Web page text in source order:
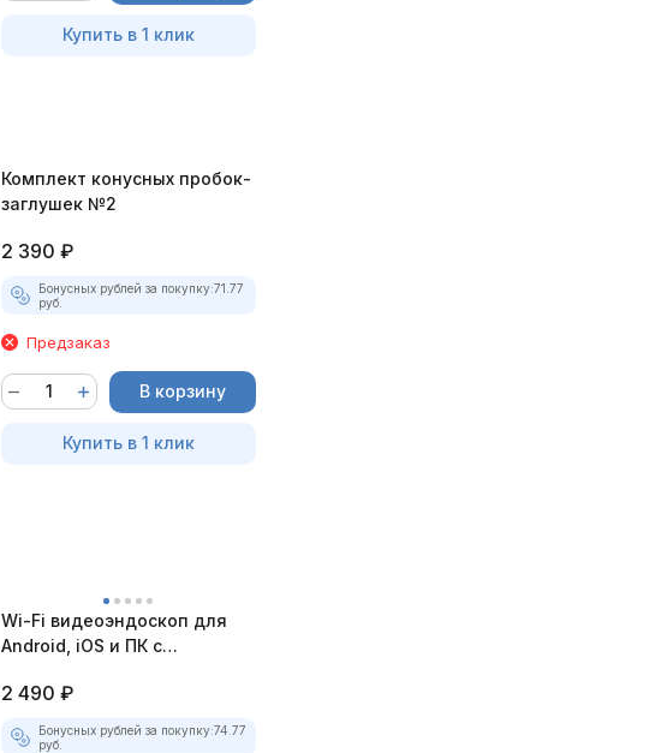
Купить в 1 клик
Комплект конусных пробок-
заглушек №2
2 390 ₽
Бонусных рублей за покупку:71.77
руб.
Предзаказ
В корзину
Купить в 1 клик
Wi-Fi видеоэндоскоп для
Android, iOS и ПК с
2 490 ₽
Бонусных рублей за покупку:74.77
руб.